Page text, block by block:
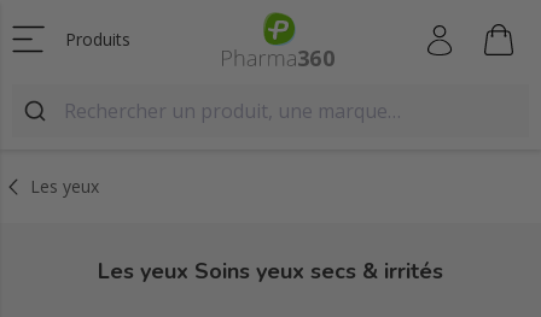
Produits
Les yeux
Les yeux Soins yeux secs & irrités